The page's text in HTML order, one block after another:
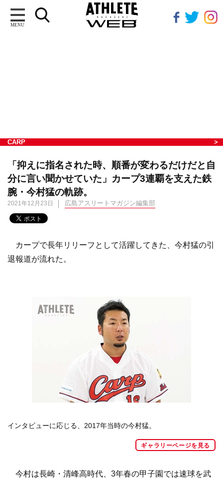
MENU
CARP
「抑えに指名された時、順番が変わるだけだと自
分に言い聞かせていた」カープ3連覇を支えた鉄
腕・今村猛の軌跡。
2021年12月23日 広島アスリートマガジン編集部
カープで長年リリーフとして活躍してきた、今村猛の引
退報道が流れた。
インタビューに応じる、2017年当時の今村猛。
ギャラリーページを見る
今村は長崎・清峰高時代、3年春の甲子園では速球を武